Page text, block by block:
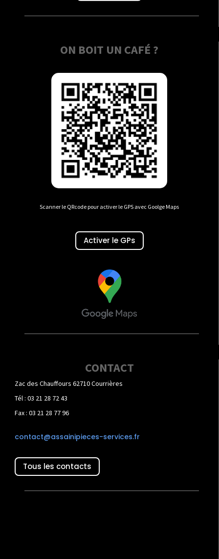
ON BOIT UN CAFÉ ?
Scanner le QRcode pour activer le GPS avec Goolge Maps
Activer le GPs
CONTACT
Zac des Chauffours 62710 Courrières
Tél : 03 21 28 72 43
Fax : 03 21 28 77 96
contact@assainipieces-services.fr
Tous les contacts